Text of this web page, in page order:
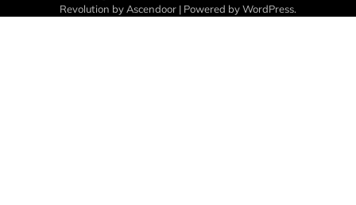
Revolution by Ascendoor | Powered byWordPress.